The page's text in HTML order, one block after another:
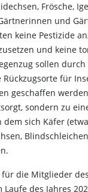
Frösche,
und
keine Pestizide
und keine
sollen
für
geschaffen
sondern zu
dem sich Käfer
für die Mitglieder
des Jahres